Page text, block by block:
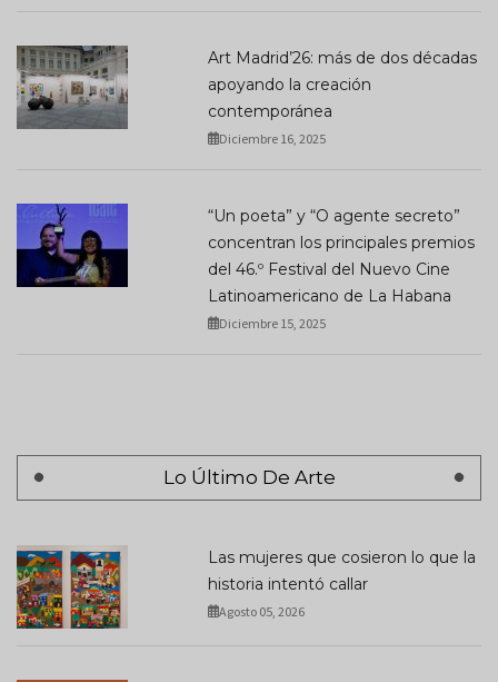
Art Madrid’26: más de dos décadas
apoyando la creación
contemporánea
Diciembre 16, 2025
“Un poeta” y “O agente secreto”
concentran los principales premios
del 46.º Festival del Nuevo Cine
Latinoamericano de La Habana
Diciembre 15, 2025
Lo Último De Arte
Las mujeres que cosieron lo que la
historia intentó callar
Agosto 05, 2026